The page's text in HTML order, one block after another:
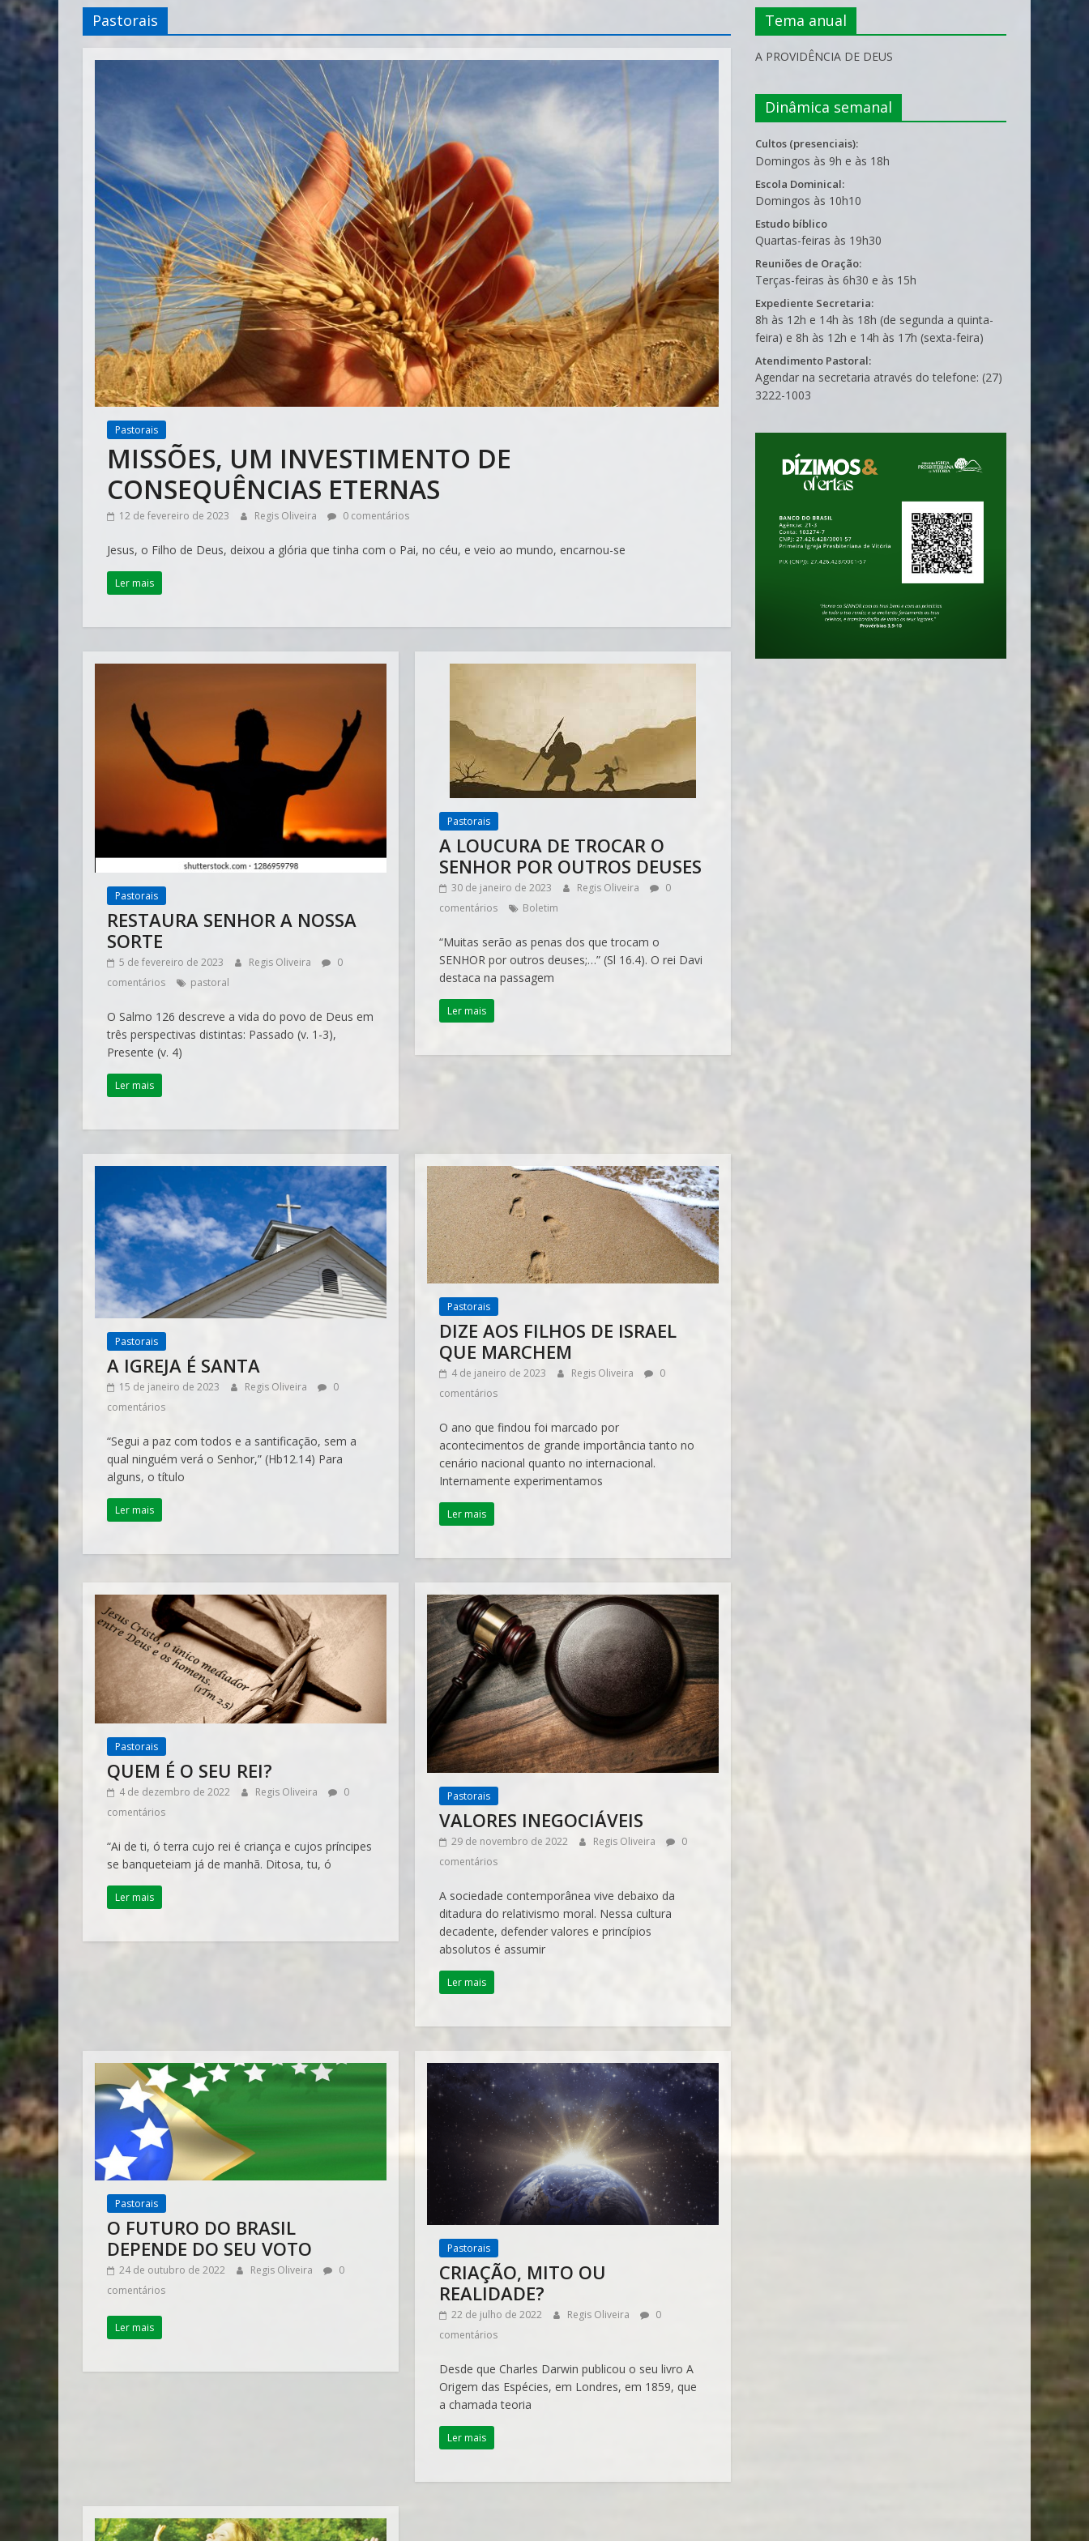
Pastorais
Pastorais
MISSÕES, UM INVESTIMENTO DE
CONSEQUÊNCIAS ETERNAS
12 de fevereiro de 2023 Regis Oliveira 0 comentários
Jesus, o Filho de Deus, deixou a glória que tinha com o Pai, no céu, e veio ao mundo, encarnou-se
Ler mais
Pastorais
RESTAURA SENHOR A NOSSA
SORTE
5 de fevereiro de 2023 Regis Oliveira
0
comentários
pastoral
O Salmo 126 descreve a vida do povo de Deus em
três perspectivas distintas: Passado (v. 1-3),
Presente (v. 4)
Ler mais
Pastorais
A LOUCURA DE TROCAR O
SENHOR POR OUTROS DEUSES
30 de janeiro de 2023 Regis Oliveira
0
comentários
Boletim
“Muitas serão as penas dos que trocam o
SENHOR por outros deuses;…” (Sl 16.4). O rei Davi
destaca na passagem
Ler mais
Pastorais
A IGREJA É SANTA
15 de janeiro de 2023 Regis Oliveira
0
comentários
“Segui a paz com todos e a santificação, sem a
qual ninguém verá o Senhor,” (Hb12.14) Para
alguns, o título
Ler mais
Pastorais
DIZE AOS FILHOS DE ISRAEL
QUE MARCHEM
4 de janeiro de 2023 Regis Oliveira
0
comentários
O ano que findou foi marcado por
acontecimentos de grande importância tanto no
cenário nacional quanto no internacional.
Internamente experimentamos
Ler mais
Pastorais
QUEM É O SEU REI?
4 de dezembro de 2022 Regis Oliveira
0
comentários
“Ai de ti, ó terra cujo rei é criança e cujos príncipes
se banqueteiam já de manhã. Ditosa, tu, ó
Ler mais
Pastorais
VALORES INEGOCIÁVEIS
29 de novembro de 2022 Regis Oliveira
0
comentários
A sociedade contemporânea vive debaixo da
ditadura do relativismo moral. Nessa cultura
decadente, defender valores e princípios
absolutos é assumir
Ler mais
Pastorais
O FUTURO DO BRASIL
DEPENDE DO SEU VOTO
24 de outubro de 2022 Regis Oliveira
0
comentários
Ler mais
Pastorais
CRIAÇÃO, MITO OU
REALIDADE?
22 de julho de 2022 Regis Oliveira
0
comentários
Desde que Charles Darwin publicou o seu livro A
Origem das Espécies, em Londres, em 1859, que
a chamada teoria
Ler mais
Tema anual
A PROVIDÊNCIA DE DEUS
Dinâmica semanal
Cultos (presenciais):
Domingos às 9h e às 18h
Escola Dominical:
Domingos às 10h10
Estudo bíblico
Quartas-feiras às 19h30
Reuniões de Oração:
Terças-feiras às 6h30 e às 15h
Expediente Secretaria:
8h às 12h e 14h às 18h (de segunda a quinta-
feira) e 8h às 12h e 14h às 17h (sexta-feira)
Atendimento Pastoral:
Agendar na secretaria através do telefone: (27)
3222-1003